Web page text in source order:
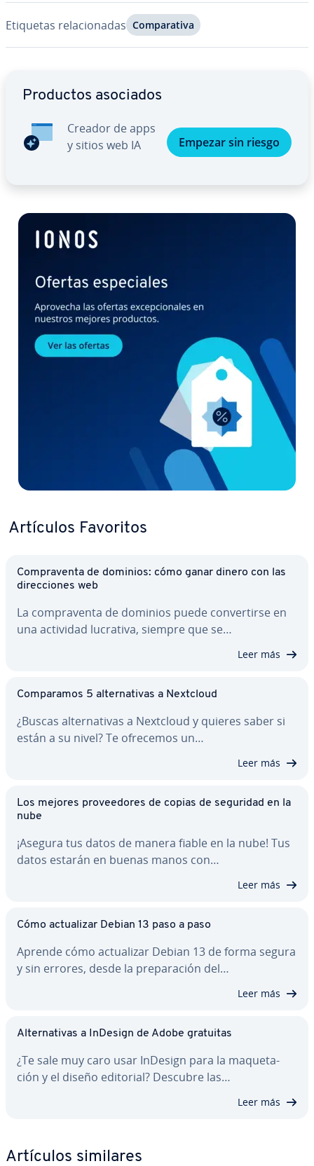
Etiquetas re­la­cio­na­das Co­m­pa­ra­ti­va
Productos asociados
Creador de apps
y sitios web IA
Empezar sin riesgo
Artículos Favoritos
Co­m­pra­ve­n­ta de dominios: cómo ganar dinero con las
di­re­c­cio­nes web
La co­m­pra­ve­n­ta de dominios puede co­n­ve­r­ti­r­se en
una actividad lucrativa, siempre que se…
Leer más
Co­m­pa­ra­mos 5 al­te­r­na­ti­vas a Nextcloud
¿Buscas al­te­r­na­ti­vas a Nextcloud y quieres saber si
están a su nivel? Te ofrecemos un…
Leer más
Los mejores pro­vee­do­res de copias de seguridad en la
nube
¡Asegura tus datos de manera fiable en la nube! Tus
datos estarán en buenas manos con…
Leer más
Cómo ac­tua­li­zar Debian 13 paso a paso
Aprende cómo ac­tua­li­zar Debian 13 de forma segura
y sin errores, desde la pre­pa­ra­ción del…
Leer más
Al­te­r­na­ti­vas a InDesign de Adobe gratuitas
¿Te sale muy caro usar InDesign para la ma­que­ta­
ción y el diseño editorial? Descubre las…
Leer más
Artículos similares